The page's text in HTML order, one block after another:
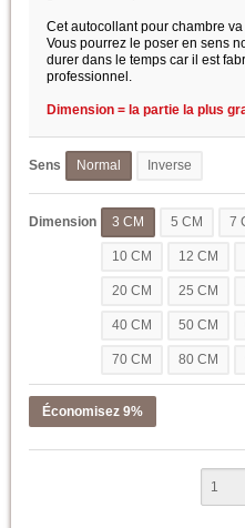
Cet autocollant pour chambre
Vous pourrez le poser en sens
durer dans le temps car il est
professionnel.
Dimension = la partie la plus
Sens Normal Inverse
Dimension 3 CM 5 CM 7
10 CM 12 CM
20 CM 25 CM
40 CM 50 CM
70 CM 80 CM
Économisez 9%